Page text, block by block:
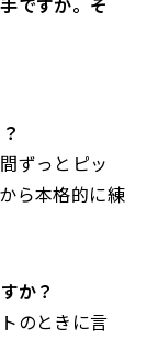
ずっとピッ
ら本格的に練
か？
のときに言